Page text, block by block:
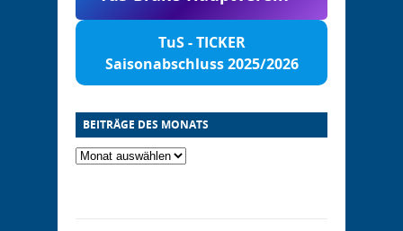
TuS - TICKER
Saisonabschluss 2025/2026
BEITRÄGE DES MONATS